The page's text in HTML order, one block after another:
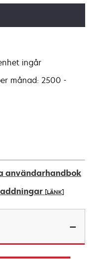
ingår
månad: 2500 -
användarhandbok
[LÄNK]